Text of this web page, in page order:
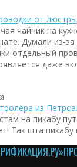
от люстры
чайник на
Думали из-
отдельный
даже
из
на пикабу
Так шта